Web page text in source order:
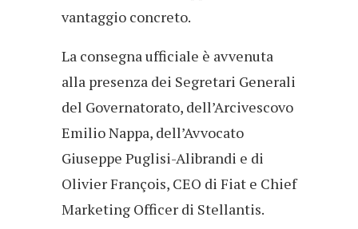
vantaggio concreto.
La consegna ufficiale è avvenuta
alla presenza dei Segretari Generali
del Governatorato, dell’Arcivescovo
Emilio Nappa, dell’Avvocato
Giuseppe Puglisi-Alibrandi e di
Olivier François, CEO di Fiat e Chief
Marketing Officer di Stellantis.